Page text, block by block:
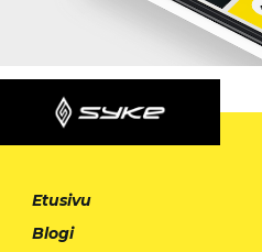
Etusivu
Blogi